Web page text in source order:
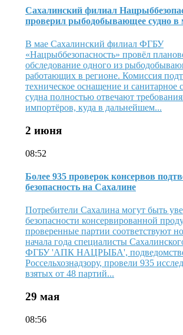
Сахалинский филиал
проверил рыбодобывающее судно в
В мае Сахалинский филиал ФГБУ
«Нацрыббезопасность» провёл
обследование одного из
работающих в регионе. Комиссия
техническое оснащение и санитарное
судна полностью отвечают
импортёров, куда в дальнейшем...
2 июня
08:52
Более 935 проверок консервов
безопасность на Сахалине
Потребители Сахалина могут быть
безопасности консервированной
проверенные партии соответствуют
начала года специалисты
ФГБУ 'АПК НАЦРЫБА',
Россельхознадзору, провели 935
взятых от 48 партий...
29 мая
08:56